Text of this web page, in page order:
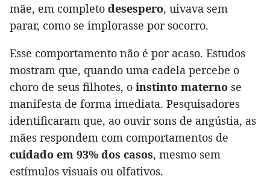
mãe, em completo desespero, uivava sem
parar, como se implorasse por socorro.
Esse comportamento não é por acaso. Estudos
mostram que, quando uma cadela percebe o
choro de seus filhotes, o instinto materno se
manifesta de forma imediata. Pesquisadores
identificaram que, ao ouvir sons de angústia, as
mães respondem com comportamentos de
cuidado em 93% dos casos, mesmo sem
estímulos visuais ou olfativos.